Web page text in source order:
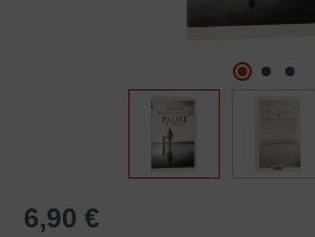
6,90 €